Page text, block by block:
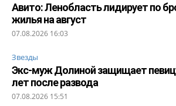
Авито: Ленобласть лидирует по
жилья на август
07.08.2026 16:03
Звезды
Экс-муж Долиной защищает
лет после развода
07.08.2026 15:51